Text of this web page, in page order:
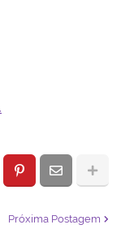
Próxima Postagem